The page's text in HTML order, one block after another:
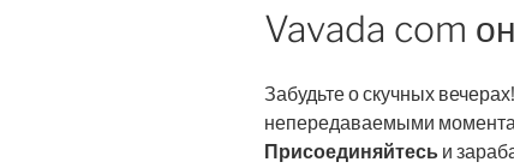
Vavada com
Забудьте о скучных
непередаваемыми
Присоединяйтесь и